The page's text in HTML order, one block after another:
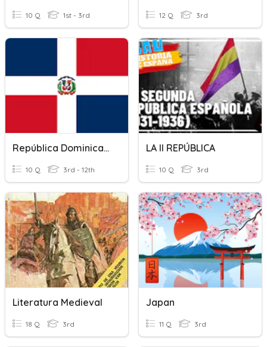
10 Q 1st - 3rd 12 Q 3rd
República Dominicana
10 Q 3rd - 12th
LA II REPÚBLICA
10 Q 3rd
Literatura Medieval
18 Q 3rd
Japan
11 Q 3rd